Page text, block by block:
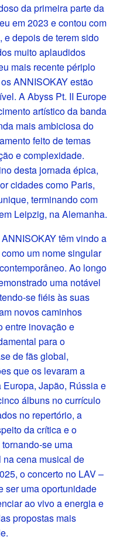
da primeira parte da
em 2023 e contou com
e depois de terem sido
muito aplaudidos
mais recente périplo
ANNISOKAY estão
A Abyss Pt. II Europe
artístico da banda
mais ambiciosa do
feito de temas
e complexidade.
desta jornada épica,
cidades como Paris,
terminando com
Leipzig, na Alemanha.
têm vindo a
um nome singular
Ao longo
uma notável
se fiéis às suas
novos caminhos
entre inovação e
para o
de fãs global,
que os levaram a
Japão, Rússia e
álbuns no currículo
no repertório, a
da crítica e o
se uma
cena musical de
o concerto no LAV –
ser uma oportunidade
ao vivo a energia e
propostas mais